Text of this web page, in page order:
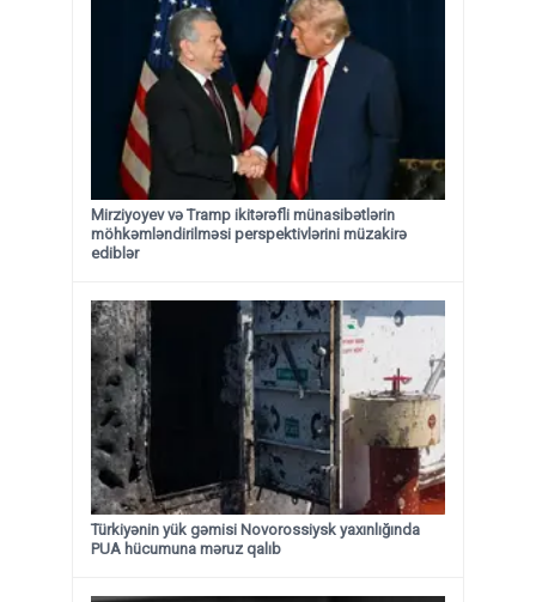
Mirziyoyev və Tramp ikitərəfli münasibətlərin
möhkəmləndirilməsi perspektivlərini müzakirə
ediblər
Türkiyənin yük gəmisi Novorossiysk yaxınlığında
PUA hücumuna məruz qalıb